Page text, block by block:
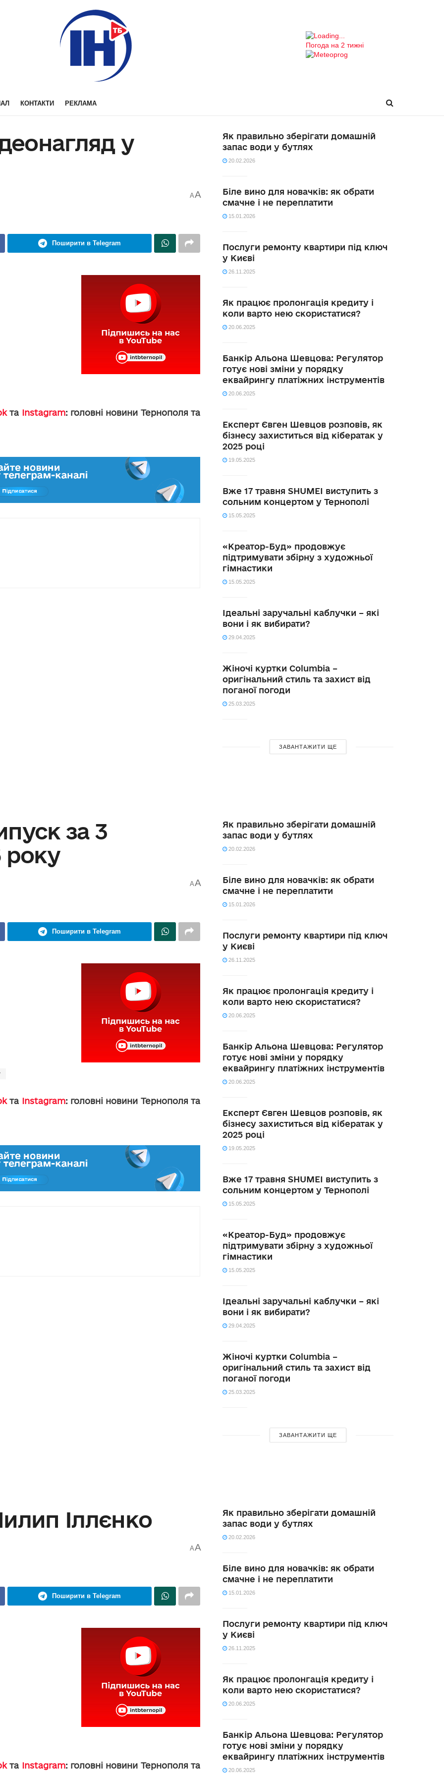
Погода на 2 тижні
КОНТАКТИ РЕКЛАМА
у
AA
Поширити в Telegram
та Instagram: головні новини Тернополя та
Як правильно зберігати домашній
запас води у бутлях
20.02.2026
Біле вино для новачків: як обрати
смачне і не переплатити
15.01.2026
Послуги ремонту квартири під ключ
у Києві
26.11.2025
Як працює пролонгація кредиту і
коли варто нею скористатися?
20.06.2025
Банкір Альона Шевцова: Регулятор
готує нові зміни у порядку
еквайрингу платіжних інструментів
20.06.2025
Експерт Євген Шевцов розповів, як
бізнесу захиститься від кібератак у
2025 році
19.05.2025
Вже 17 травня SHUMEI виступить з
сольним концертом у Тернополі
15.05.2025
«Креатор-Буд» продовжує
підтримувати збірну з художньої
гімнастики
15.05.2025
Ідеальні заручальні каблучки – які
вони і як вибирати?
29.04.2025
Жіночі куртки Columbia –
оригінальний стиль та захист від
поганої погоди
25.03.2025
ЗАВАНТАЖИТИ ЩЕ
за 3
року
AA
Поширити в Telegram
та Instagram: головні новини Тернополя та
Як правильно зберігати домашній
запас води у бутлях
20.02.2026
Біле вино для новачків: як обрати
смачне і не переплатити
15.01.2026
Послуги ремонту квартири під ключ
у Києві
26.11.2025
Як працює пролонгація кредиту і
коли варто нею скористатися?
20.06.2025
Банкір Альона Шевцова: Регулятор
готує нові зміни у порядку
еквайрингу платіжних інструментів
20.06.2025
Експерт Євген Шевцов розповів, як
бізнесу захиститься від кібератак у
2025 році
19.05.2025
Вже 17 травня SHUMEI виступить з
сольним концертом у Тернополі
15.05.2025
«Креатор-Буд» продовжує
підтримувати збірну з художньої
гімнастики
15.05.2025
Ідеальні заручальні каблучки – які
вони і як вибирати?
29.04.2025
Жіночі куртки Columbia –
оригінальний стиль та захист від
поганої погоди
25.03.2025
ЗАВАНТАЖИТИ ЩЕ
Іллєнко
AA
Поширити в Telegram
та Instagram: головні новини Тернополя та
Як правильно зберігати домашній
запас води у бутлях
20.02.2026
Біле вино для новачків: як обрати
смачне і не переплатити
15.01.2026
Послуги ремонту квартири під ключ
у Києві
26.11.2025
Як працює пролонгація кредиту і
коли варто нею скористатися?
20.06.2025
Банкір Альона Шевцова: Регулятор
готує нові зміни у порядку
еквайрингу платіжних інструментів
20.06.2025